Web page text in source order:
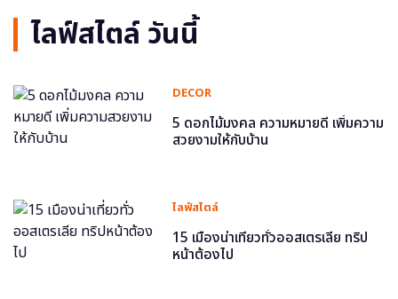
ไลฟ์สไตล์ วันนี้
DECOR
5 ดอกไม้มงคล ความหมายดี เพิ่มความ
สวยงามให้กับบ้าน
ไลฟ์สไตล์
15 เมืองน่าเที่ยวทั่วออสเตรเลีย ทริป
หน้าต้องไป